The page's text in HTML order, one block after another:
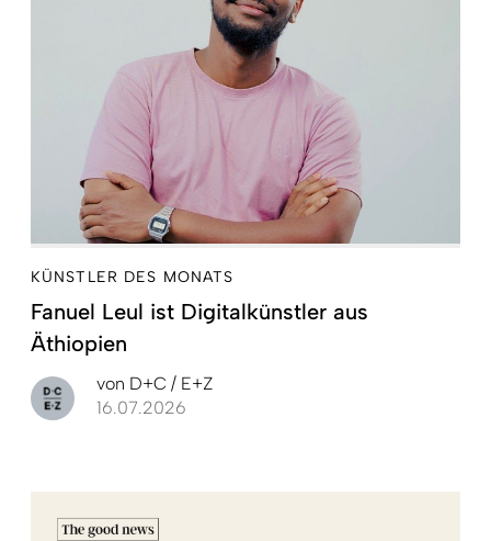
KÜNSTLER DES MONATS
Fanuel Leul ist Digitalkünstler aus
Äthiopien
von D+C / E+Z
16.07.2026